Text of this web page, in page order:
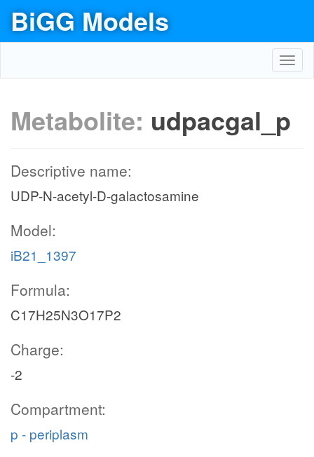
BiGG Models
Metabolite: udpacgal_p
Descriptive name:
UDP-N-acetyl-D-galactosamine
Model:
iB21_1397
Formula:
C17H25N3O17P2
Charge:
-2
Compartment:
p - periplasm